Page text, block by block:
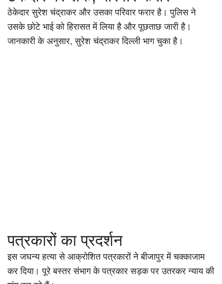
ठेकेदार सुरेश चंद्राकर और उसका परिवार फरार है। पुलिस ने
उसके छोटे भाई को हिरासत में लिया है और पूछताछ जारी है।
जानकारी के अनुसार, सुरेश चंद्राकर दिल्ली भाग चुका है।
पत्रकारों का प्रदर्शन
इस जघन्य हत्या से आक्रोशित पत्रकारों ने बीजापुर में चक्काजाम
कर दिया। पूरे बस्तर संभाग के पत्रकार सड़क पर उतरकर न्याय की